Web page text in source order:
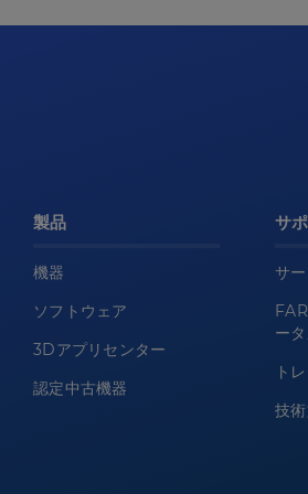
製品
機器
ソフトウェア
3Dアプリセンター
認定中古機器
サ
サ
ー
ト
技